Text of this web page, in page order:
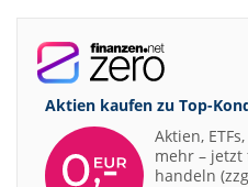
Aktien kaufen zu Top-
Aktien,
mehr –
handeln